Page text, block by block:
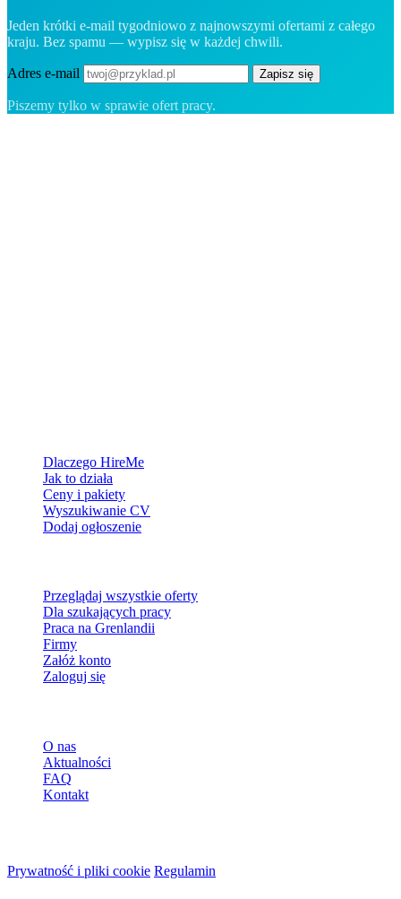
Jeden krótki e-mail tygodniowo z najnowszymi ofertami z całego
kraju. Bez spamu — wypisz się w każdej chwili.
Adres e-mail Zapisz się
Piszemy tylko w sprawie ofert pracy.
Dlaczego HireMe
Jak to działa
Ceny i pakiety
Wyszukiwanie CV
Dodaj ogłoszenie
Przeglądaj wszystkie oferty
Dla szukających pracy
Praca na Grenlandii
Firmy
Załóż konto
Zaloguj się
O nas
Aktualności
FAQ
Kontakt
Prywatność i pliki cookie Regulamin